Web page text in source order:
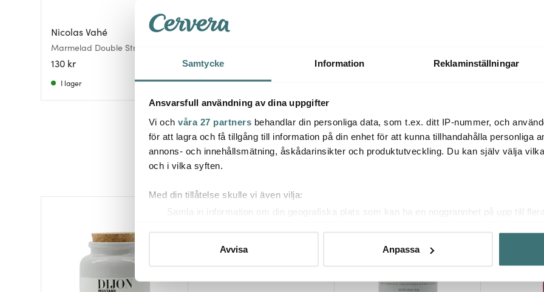
Samtycke Information Reklaminställningar
Ansvarsfull användning av dina uppgifter
Vi och våra 27 partners behandlar din personliga data, som t.ex. ditt IP-nummer, och
för att lagra och få tillgång till information på din enhet för att kunna tillhandahålla personliga
annons- och innehållsmätning, åskådarinsikter och produktutveckling. Du kan själv välja
och i vilka syften.
Med din tillåtelse skulle vi även vilja:
Samla in information om din geografiska plats som kan ha en noggrannhet på upp till
eller dra tillbaka ditt samtycke när som helst från cookie-förklaringen.
Vi använder cookies för att innehållet och annonserna ska anpassas efter det som vi tror att
Avvisa Anpassa
Nicolas Vahé
Marmelad Double Strawberry
240 g
130 kr
I lager
Nicolas Vahé
130 kr
I lager
Granatäpple 235 g
130 kr 190 kr
Du kanske också gillar